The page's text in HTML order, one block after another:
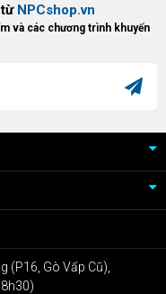
Gaming cao cấp nhất,
nhận ngay quà tặng trị giá
NPCshop.vn
và các chương trình khuyến
(P16, Gò Vấp Cũ),